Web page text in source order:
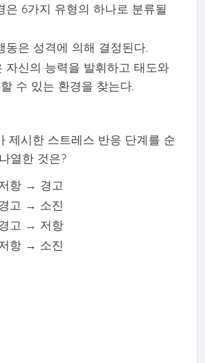
6가지 유형의 하나로 분류될
은 성격에 의해 결정된다.
신의 능력을 발휘하고 태도와
수 있는 환경을 찾는다.
제시한 스트레스 반응 단계를 순
열한 것은?
항 → 경고
고 → 소진
고 → 저항
항 → 소진